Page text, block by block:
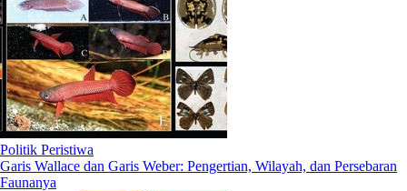
Politik Peristiwa
Garis Wallace dan Garis Weber: Pengertian, Wilayah, dan Persebaran
Faunanya